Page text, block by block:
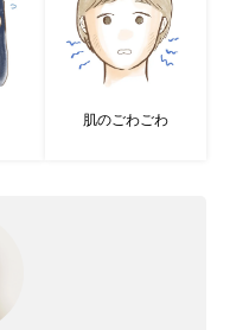
肌のごわごわ